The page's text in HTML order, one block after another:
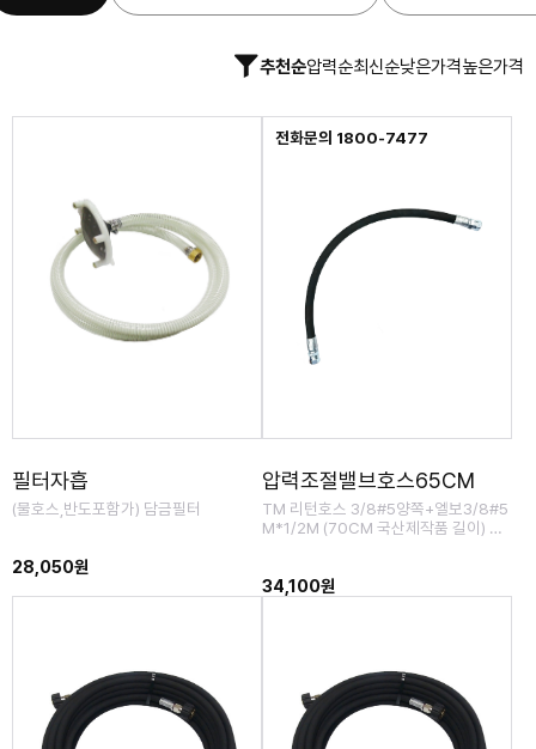
추천순압력순최신순낮은가격높은가격
필터자흡
(물호스,반도포함가) 담금필터
28,050원
전화문의 1800-7477
압력조절밸브호스65CM
TM 리턴호스 3/8#5양쪽+엘보3/8#5
M*1/2M (70CM 국산제작품 길이) 바
34,100원